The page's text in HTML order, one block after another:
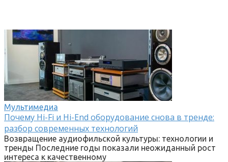
Мультимедиа
Почему Hi-Fi и Hi-End оборудование снова в тренде:
разбор современных технологий
Возвращение аудиофильской культуры: технологии и
тренды Последние годы показали неожиданный рост
интереса к качественному